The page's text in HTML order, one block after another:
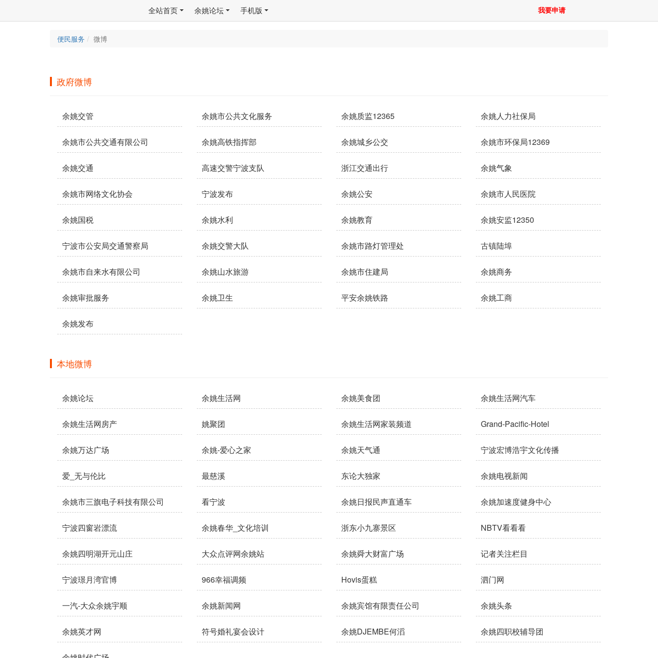
全站首页 余姚论坛 手机版 我要申请
便民服务 微博
政府微博
余姚交管 余姚市公共文化服务 余姚质监12365 余姚人力社保局
余姚市公共交通有限公司 余姚高铁指挥部 余姚城乡公交 余姚市环保局12369
余姚交通 高速交警宁波支队 浙江交通出行 余姚气象
余姚市网络文化协会 宁波发布 余姚公安 余姚市人民医院
余姚国税 余姚水利 余姚教育 余姚安监12350
宁波市公安局交通警察局 余姚交警大队 余姚市路灯管理处 古镇陆埠
余姚市自来水有限公司 余姚山水旅游 余姚市住建局 余姚商务
余姚审批服务 余姚卫生 平安余姚铁路 余姚工商
余姚发布
本地微博
余姚论坛 余姚生活网 余姚美食团 余姚生活网汽车
余姚生活网房产 姚聚团 余姚生活网家装频道 Grand-Pacific-Hotel
余姚万达广场 余姚-爱心之家 余姚天气通 宁波宏博浩宇文化传播
爱_无与伦比 最慈溪 东论大独家 余姚电视新闻
余姚市三旗电子科技有限公司 看宁波 余姚日报民声直通车 余姚加速度健身中心
宁波四窗岩漂流 余姚春华_文化培训 浙东小九寨景区 NBTV看看看
余姚四明湖开元山庄 大众点评网余姚站 余姚舜大财富广场 记者关注栏目
宁波璟月湾官博 966幸福调频 Hovis蛋糕 泗门网
一汽-大众余姚宇顺 余姚新闻网 余姚宾馆有限责任公司 余姚头条
余姚英才网 符号婚礼宴会设计 余姚DJEMBE何滔 余姚四职校辅导团